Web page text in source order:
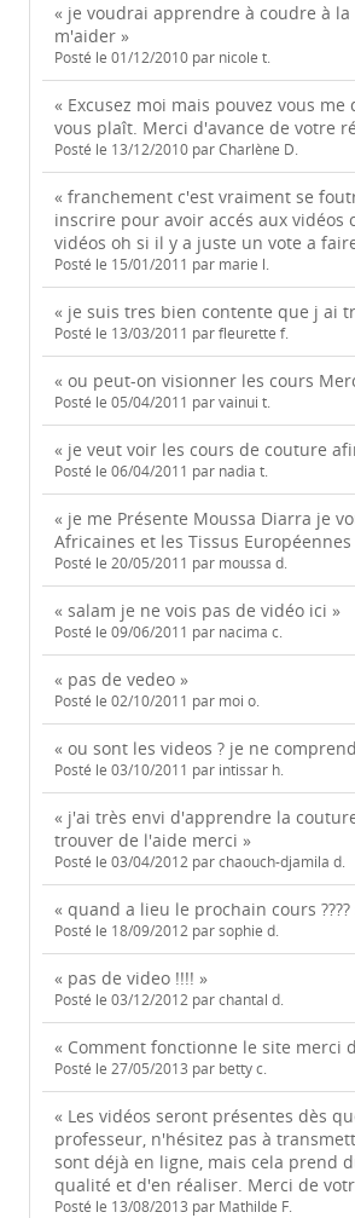
« je voudrai apprendre à coudre à
m'aider »
Posté le 01/12/2010 par nicole t.
« Excusez moi mais pouvez vous
vous plaît. Merci d'avance de votre
Posté le 13/12/2010 par Charlène D.
« franchement c'est vraiment se
inscrire pour avoir accés aux
vidéos oh si il y a juste un vote a
Posté le 15/01/2011 par marie l.
« je suis tres bien contente que j ai
Posté le 13/03/2011 par fleurette f.
« ou peut-on visionner les cours
Posté le 05/04/2011 par vainui t.
« je veut voir les cours de couture
Posté le 06/04/2011 par nadia t.
« je me Présente Moussa Diarra je
Africaines et les Tissus Européennes
Posté le 20/05/2011 par moussa d.
« salam je ne vois pas de vidéo ici »
Posté le 09/06/2011 par nacima c.
« pas de vedeo »
Posté le 02/10/2011 par moi o.
« ou sont les videos ? je ne
Posté le 03/10/2011 par intissar h.
« j'ai très envi d'apprendre la
trouver de l'aide merci »
Posté le 03/04/2012 par chaouch-djamila d.
« quand a lieu le prochain cours ????
Posté le 18/09/2012 par sophie d.
« pas de video !!!! »
Posté le 03/12/2012 par chantal d.
« Comment fonctionne le site merci
Posté le 27/05/2013 par betty c.
« Les vidéos seront présentes dès
professeur, n'hésitez pas à
sont déjà en ligne, mais cela prend
qualité et d'en réaliser. Merci de
Posté le 13/08/2013 par Mathilde F.